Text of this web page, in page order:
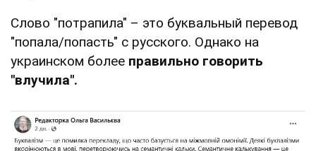
Слово "потрапила" – это буквальный перевод
"попала/попасть" с русского. Однако на
украинском более правильно говорить
"влучила".